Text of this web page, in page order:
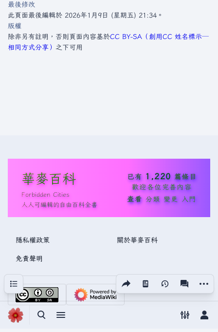
切換搜尋切換選單 切換偏好
切
分享此頁面
視圖 更多
目次
最後修改
此頁面最後編輯於 2026年1月9日 (星期五) 21:34。
版權
除非另有註明，否則頁面內容基於CC BY-SA（創用CC 姓名標示─
相同方式分享） 之下可用
華麥百科
Forbidden Cities
人人可編輯的自由百科全書
已有 1,220 篇條目
歡迎各位完善內容
查看 分類 變更 入門
隱私權政策 關於華麥百科
免責聲明